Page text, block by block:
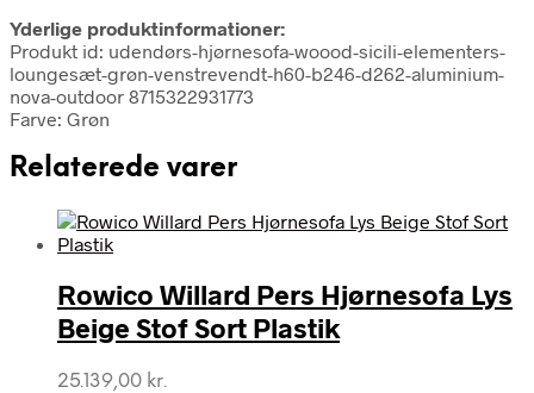
Yderlige produktinformationer:
Produkt id: udendørs-hjørnesofa-woood-sicili-elementers-
loungesæt-grøn-venstrevendt-h60-b246-d262-aluminium-
nova-outdoor 8715322931773
Farve: Grøn
Relaterede varer
Rowico Willard Pers Hjørnesofa Lys
Beige Stof Sort Plastik
25.139,00 kr.